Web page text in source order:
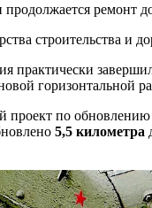
ремонт
строительства и
практически
горизонтальной
проект по
5,5 километра